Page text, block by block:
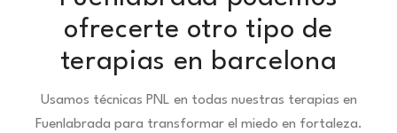
ofrecerte otro tipo de
terapias en barcelona
Usamos técnicas PNL en todas nuestras terapias en
Fuenlabrada para transformar el miedo en fortaleza.